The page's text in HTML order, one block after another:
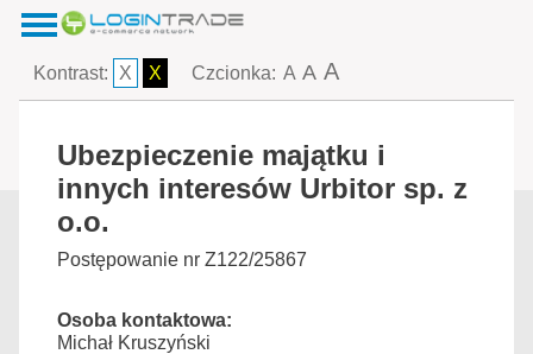
Kontrast: X X Czcionka: A A A
Ubezpieczenie majątku i
innych interesów Urbitor sp. z
o.o.
Postępowanie nr Z122/25867
Osoba kontaktowa:
Michał Kruszyński